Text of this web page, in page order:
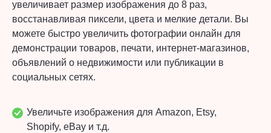
увеличивает размер изображения до 8 раз,
восстанавливая пиксели, цвета и мелкие детали. Вы
можете быстро увеличить фотографии онлайн для
демонстрации товаров, печати, интернет-магазинов,
объявлений о недвижимости или публикации в
социальных сетях.
Увеличьте изображения для Amazon, Etsy,
Shopify, eBay и т.д.